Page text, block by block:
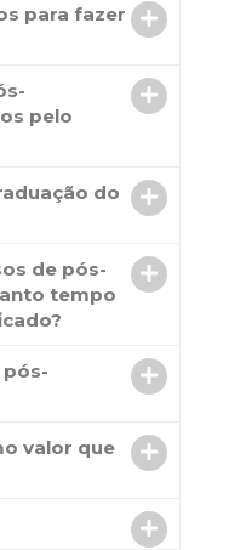
para fazer
pelo
do
de pós-
tempo
pós-
valor que